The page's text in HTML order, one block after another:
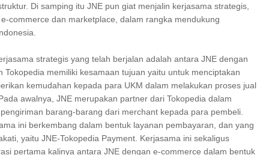
Di samping itu JNE pun giat menjalin kerjasama strategis,
commerce dan marketplace, dalam rangka mendukung
strategis yang telah berjalan adalah antara JNE dengan
Tokopedia memiliki kesamaan tujuan yaitu untuk menciptakan
kemudahan kepada para UKM dalam melakukan proses jual
awalnya, JNE merupakan partner dari Tokopedia dalam
barang-barang dari merchant kepada para pembeli.
ini berkembang dalam bentuk layanan pembayaran, dan yang
yaitu JNE-Tokopedia Payment. Kerjasama ini sekaligus
pertama kalinya antara JNE dengan e-commerce dalam bentuk